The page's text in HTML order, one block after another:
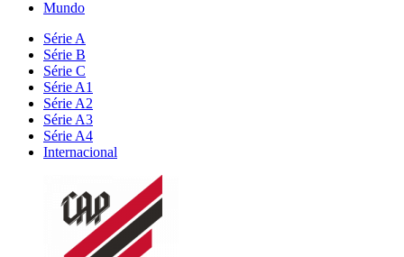
Mundo
Série A
Série B
Série C
Série A1
Série A2
Série A3
Série A4
Internacional